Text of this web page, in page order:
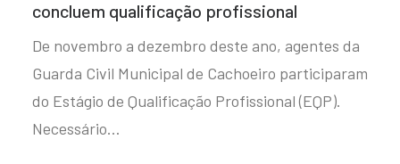
concluem qualificação profissional
De novembro a dezembro deste ano, agentes da
Guarda Civil Municipal de Cachoeiro participaram
do Estágio de Qualificação Profissional (EQP).
Necessário…